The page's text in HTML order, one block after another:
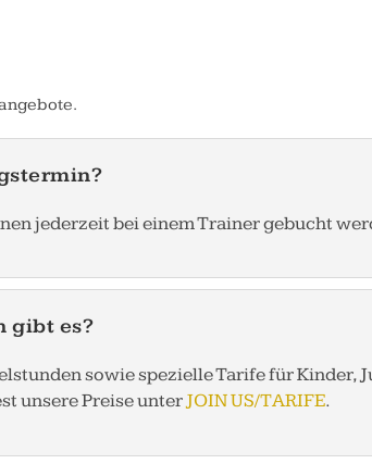
jederzeit bei einem Trainer gebucht
gibt es?
sowie spezielle Tarife für
unsere Preise unterJOIN US/TARIFE.